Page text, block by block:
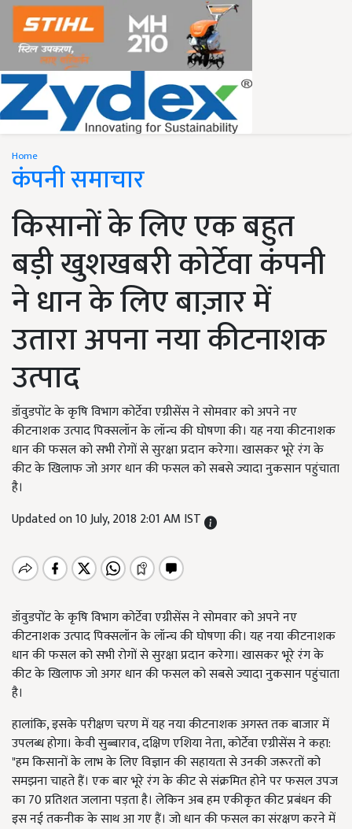
Home
कंपनी समाचार
किसानों के लिए एक बहुत
बड़ी खुशखबरी कोर्टेवा कंपनी
ने धान के लिए बाज़ार में
उतारा अपना नया कीटनाशक
उत्पाद
डॉवुडपोंट के कृषि विभाग कोर्टेवा एग्रीसेंस ने सोमवार को अपने नए
कीटनाशक उत्पाद पिक्सलॉन के लॉन्च की घोषणा की। यह नया कीटनाशक
धान की फसल को सभी रोगों से सुरक्षा प्रदान करेगा। खासकर भूरे रंग के
कीट के खिलाफ जो अगर धान की फसल को सबसे ज्यादा नुकसान पहुंचाता
है।
Updated on 10 July, 2018 2:01 AM IST
डॉवुडपोंट के कृषि विभाग कोर्टेवा एग्रीसेंस ने सोमवार को अपने नए
कीटनाशक उत्पाद पिक्सलॉन के लॉन्च की घोषणा की। यह नया कीटनाशक
धान की फसल को सभी रोगों से सुरक्षा प्रदान करेगा। खासकर भूरे रंग के
कीट के खिलाफ जो अगर धान की फसल को सबसे ज्यादा नुकसान पहुंचाता
है।
हालांकि, इसके परीक्षण चरण में यह नया कीटनाशक अगस्त तक बाजार में
उपलब्ध होगा। केवी सुब्बाराव, दक्षिण एशिया नेता, कोर्टेवा एग्रीसेंस ने कहा:
"हम किसानों के लाभ के लिए विज्ञान की सहायता से उनकी जरूरतों को
समझना चाहते हैं। एक बार भूरे रंग के कीट से संक्रमित होने पर फसल उपज
का 70 प्रतिशत जलाना पड़ता है। लेकिन अब हम एकीकृत कीट प्रबंधन की
इस नई तकनीक के साथ आ गए हैं। जो धान की फसल का संरक्षण करने में